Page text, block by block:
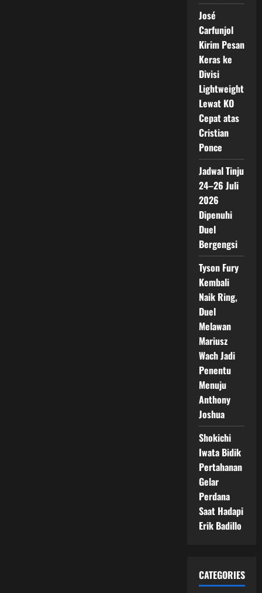
José
Carfunjol
Kirim Pesan
Keras ke
Divisi
Lightweight
Lewat KO
Cepat atas
Cristian
Ponce
Jadwal Tinju
24–26 Juli
2026
Dipenuhi
Duel
Bergengsi
Tyson Fury
Kembali
Naik Ring,
Duel
Melawan
Mariusz
Wach Jadi
Penentu
Menuju
Anthony
Joshua
Shokichi
Iwata Bidik
Pertahanan
Gelar
Perdana
Saat Hadapi
Erik Badillo
CATEGORIES